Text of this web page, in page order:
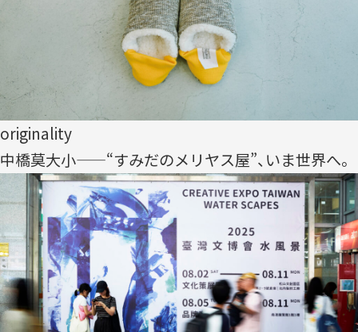
originality
中橋莫大小——“すみだのメリヤス屋”、いま世界へ。